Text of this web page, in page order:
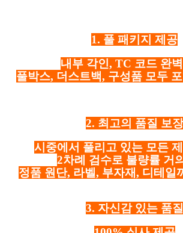
1. 풀 패키지 제공
내부 각인, TC 코드 완
풀박스, 더스트백, 구성품 모두
2. 최고의 품질 보장
시중에서 풀리고 있는 모든
2차례 검수로 불량률 거
정품 원단, 라벨, 부자재, 디테일
3. 자신감 있는 품질